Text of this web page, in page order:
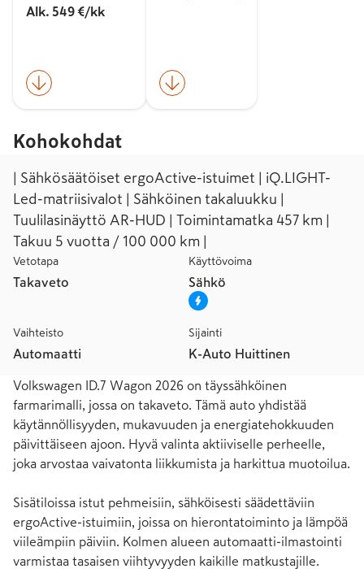
Alk. 549 €/kk
Kohokohdat
| Sähkösäätöiset ergoActive-istuimet | iQ.LIGHT-
Led-matriisivalot | Sähköinen takaluukku |
Tuulilasinäyttö AR-HUD | Toimintamatka 457 km |
Takuu 5 vuotta / 100 000 km |
Vetotapa
Takaveto
Käyttövoima
Sähkö
Vaihteisto
Automaatti
Sijainti
K-Auto Huittinen
Volkswagen ID.7 Wagon 2026 on täyssähköinen
farmarimalli, jossa on takaveto. Tämä auto yhdistää
käytännöllisyyden, mukavuuden ja energiatehokkuuden
päivittäiseen ajoon. Hyvä valinta aktiiviselle perheelle,
joka arvostaa vaivatonta liikkumista ja harkittua muotoilua.
Sisätiloissa istut pehmeisiin, sähköisesti säädettäviin
ergoActive-istuimiin, joissa on hierontatoiminto ja lämpöä
viileämpiin päiviin. Kolmen alueen automaatti-ilmastointi
varmistaa tasaisen viihtyvyyden kaikille matkustajille.